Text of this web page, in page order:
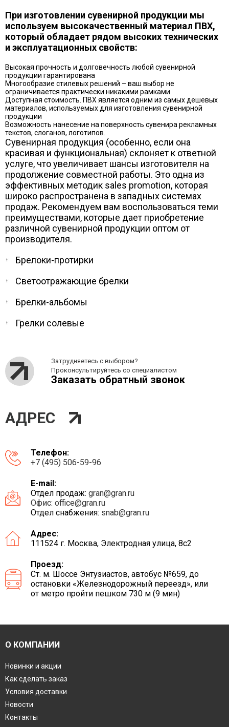
При изготовлении сувенирной продукции мы
используем высокачественный материал ПВХ,
который обладает рядом высоких технических
и эксплуатационных свойств:
Высокая прочность и долговечность любой сувенирной
продукции гарантирована
Многообразие стилевых решений – ваш выбор не
ограничивается практически никакими рамками
Доступная стоимость. ПВХ является одним из самых дешевых
материалов, используемых для изготовления сувенирной
продукции
Возможность нанесение на поверхность сувенира рекламных
текстов, слоганов, логотипов.
Сувенирная продукция (особенно, если она
красивая и функциональная) склоняет к ответной
услуге, что увеличивает шансы изготовителя на
продолжение совместной работы. Это одна из
эффективных методик sales promotion, которая
широко распространена в западных системах
продаж. Рекомендуем вам воспользоваться теми
преимуществами, которые дает приобретение
различной сувенирной продукции оптом от
производителя.
Брелоки-протирки
Светоотражающие брелки
Брелки-альбомы
Грелки солевые
Затрудняетесь с выбором?
Проконсультируйтесь со специалистом
Заказать обратный звонок
АДРЕС
Телефон:
+7 (495) 506-59-96
E-mail:
Отдел продаж: gran@gran.ru
Офис: office@gran.ru
Отдел снабжения: snab@gran.ru
Адрес:
111524 г. Москва, Электродная улица, 8с2
Проезд:
Ст. м. Шоссе Энтузиастов, автобус №659, до
остановки «Железнодорожный переезд», или
от метро пройти пешком 730 м (9 мин)
О КОМПАНИИ
Новинки и акции
Как сделать заказ
Условия доставки
Новости
Контакты